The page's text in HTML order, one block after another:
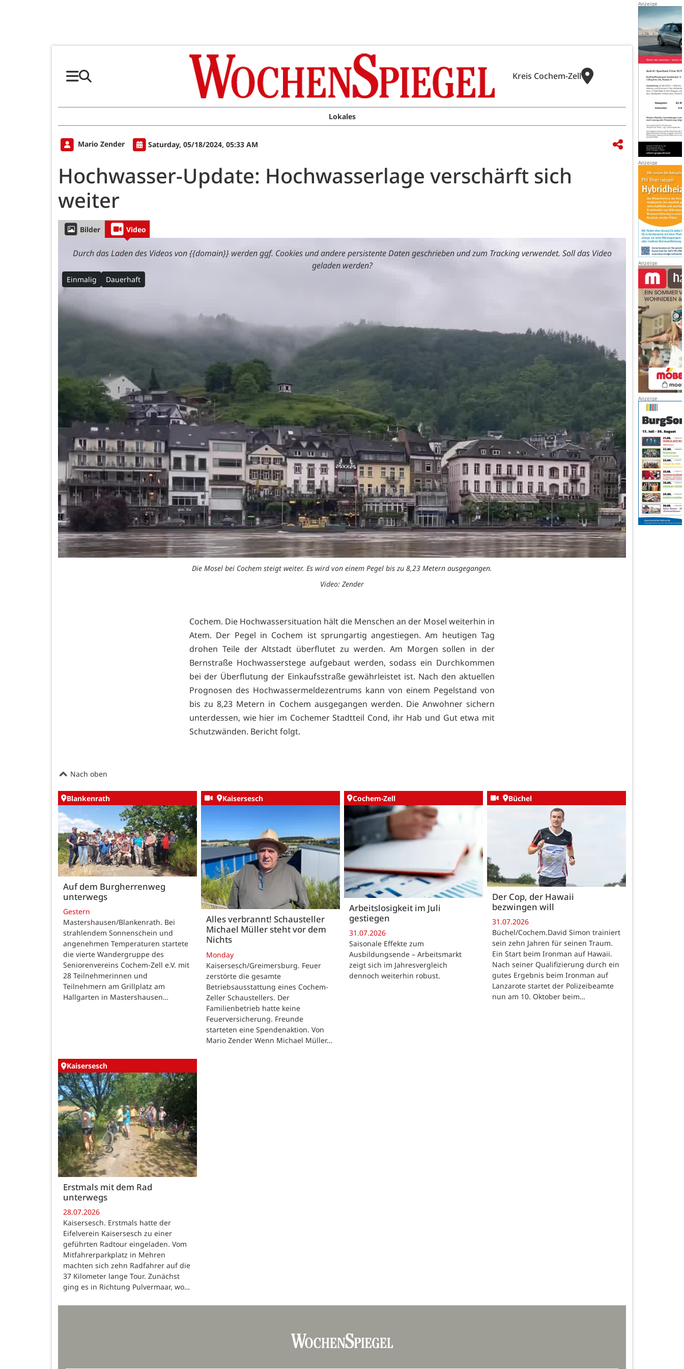
Kreis Cochem-Zell
Lokales
Mario Zender Saturday, 05/18/2024, 05:33 AM
Hochwasser-Update: Hochwasserlage verschärft sich
weiter
Bilder Video
Durch das Laden des Videos von {{domain}} werden ggf. Cookies und andere persistente Daten geschrieben und zum Tracking verwendet. Soll das Video
geladen werden?
Einmalig Dauerhaft
Die Mosel bei Cochem steigt weiter. Es wird von einem Pegel bis zu 8,23 Metern ausgegangen.
Video: Zender
Cochem. Die Hochwassersituation hält die Menschen an der Mosel weiterhin in
Atem. Der Pegel in Cochem ist sprungartig angestiegen. Am heutigen Tag
drohen Teile der Altstadt überflutet zu werden. Am Morgen sollen in der
Bernstraße Hochwasserstege aufgebaut werden, sodass ein Durchkommen
bei der Überflutung der Einkaufsstraße gewährleistet ist. Nach den aktuellen
Prognosen des Hochwassermeldezentrums kann von einem Pegelstand von
bis zu 8,23 Metern in Cochem ausgegangen werden. Die Anwohner sichern
unterdessen, wie hier im Cochemer Stadtteil Cond, ihr Hab und Gut etwa mit
Schutzwänden. Bericht folgt.
Nach oben
Blankenrath
Auf dem Burgherrenweg
unterwegs
Gestern
Mastershausen/Blankenrath. Bei
strahlendem Sonnenschein und
angenehmen Temperaturen startete
die vierte Wandergruppe des
Seniorenvereins Cochem-Zell e.V. mit
28 Teilnehmerinnen und
Teilnehmern am Grillplatz am
Hallgarten in Mastershausen…
Kaisersesch
Alles verbrannt! Schausteller
Michael Müller steht vor dem
Nichts
Monday
Kaisersesch/Greimersburg. Feuer
zerstörte die gesamte
Betriebsausstattung eines Cochem-
Zeller Schaustellers. Der
Familienbetrieb hatte keine
Feuerversicherung. Freunde
starteten eine Spendenaktion. Von
Mario Zender Wenn Michael Müller…
Cochem-Zell
Arbeitslosigkeit im Juli
gestiegen
31.07.2026
Saisonale Effekte zum
Ausbildungsende – Arbeitsmarkt
zeigt sich im Jahresvergleich
dennoch weiterhin robust.
Büchel
Der Cop, der Hawaii
bezwingen will
31.07.2026
Büchel/Cochem.David Simon trainiert
sein zehn Jahren für seinen Traum.
Ein Start beim Ironman auf Hawaii.
Nach seiner Qualifizierung durch ein
gutes Ergebnis beim Ironman auf
Lanzarote startet der Polizeibeamte
nun am 10. Oktober beim…
Kaisersesch
Erstmals mit dem Rad
unterwegs
28.07.2026
Kaisersesch. Erstmals hatte der
Eifelverein Kaisersesch zu einer
geführten Radtour eingeladen. Vom
Mitfahrerparkplatz in Mehren
machten sich zehn Radfahrer auf die
37 Kilometer lange Tour. Zunächst
ging es in Richtung Pulvermaar, wo…